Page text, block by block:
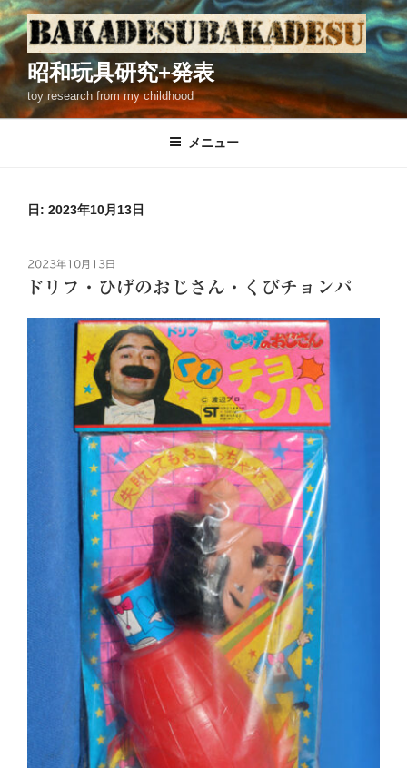
コ
ン
テ
ン
ツ
へ
昭和玩具研究+発表
toy research from my childhood
メニュー
日: 2023年10月13日
投
稿
日:
2023年10月13日
ドリフ・ひげのおじさん・くびチョンパ